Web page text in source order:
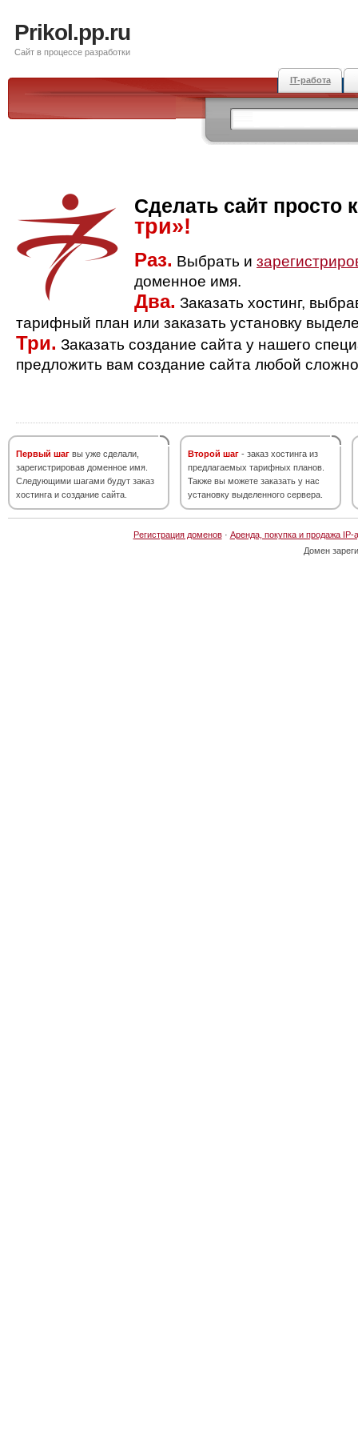
Prikol.pp.ru
Сайт в процессе разработки
IT-работа
Сделать сайт просто
три»!
Раз. Выбрать и
доменное имя.
Два. Заказать хостинг,
тарифный план или заказать установку
Три. Заказать создание сайта у нашего
предложить вам создание сайта любой
Первый шаг вы уже сделали,
зарегистрировав доменное имя.
Следующими шагами будут заказ
хостинга и создание сайта.
Второй шаг - заказ хостинга из
предлагаемых тарифных планов.
Также вы можете заказать у нас
установку выделенного сервера.
Регистрация доменов· Аренда, покупка и продажа IP-
Домен